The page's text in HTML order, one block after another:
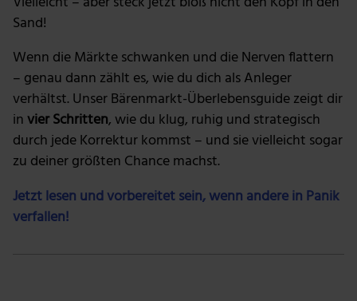
Sand!
Wenn die Märkte schwanken und die Nerven flattern
– genau dann zählt es, wie du dich als Anleger
verhältst. Unser Bärenmarkt-Überlebensguide zeigt dir
invier Schritten, wie du klug, ruhig und strategisch
durch jede Korrektur kommst – und sie vielleicht sogar
zu deiner größten Chance machst.
Jetzt lesen und vorbereitet sein, wenn andere in Panik
verfallen!